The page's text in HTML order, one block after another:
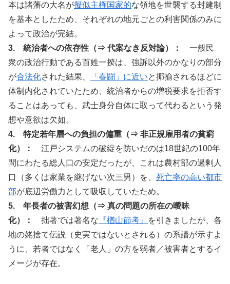
本は諸藩の大名が擬似主権国家的な領地を世襲する封建制
を基本としたため、それぞれの地元ごとの利害関係のみに
よって政治が完結。
3. 統治者への依存性（⇒ 代案なき反対論）：
一般民
衆の政治行動である百姓一揆は、強訴以外のかなりの部分
が合法化された結果、 「春闘」に近いと揶揄されるほどに
体制内化されていたため、統治者からの増税要求を拒否す
ることはあっても、武士身分自体に取って代わるという発
想や意欲は欠如。
4. 特定若年層への負担の偏重（⇒ 非正規雇用者の貧窮
化）：
江戸システムの破綻を防いだのは18世紀の100年
間にわたる総人口の安定だったが、これは農村部の過剰人
口（多くは家業を継げない次三男）を、 死亡率の高い都市
部が底辺労働力として吸収していたため。
5. 年長者の被害幻想（⇒ 真の問題の所在の曖昧
化）：
拙著では著名な 『楢山節考』
を引きましたが、各
地の姥捨て伝説（史実ではないとされる）の系譜が示すよ
うに、若者ではなく「老人」の方を弱者／被害者とするイ
メージが存在。